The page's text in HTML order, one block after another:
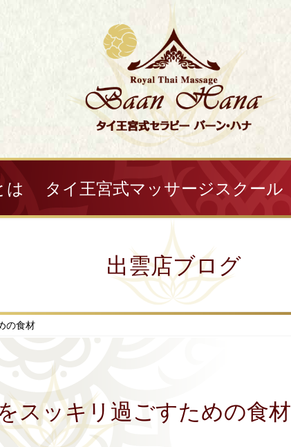
は タイ王宮式マッサージスクール
出雲店ブログ
の食材
をスッキリ過ごすための食材